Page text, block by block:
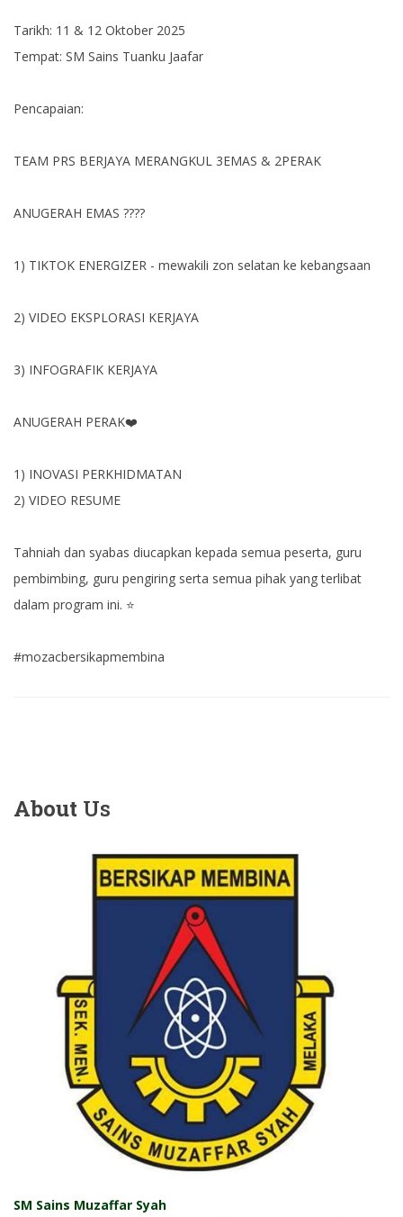
Tarikh: 11 & 12 Oktober 2025
Tempat: SM Sains Tuanku Jaafar
Pencapaian:
TEAM PRS BERJAYA MERANGKUL 3EMAS & 2PERAK
ANUGERAH EMAS ????
1) TIKTOK ENERGIZER - mewakili zon selatan ke kebangsaan
2) VIDEO EKSPLORASI KERJAYA
3) INFOGRAFIK KERJAYA
ANUGERAH PERAK❤️
1) INOVASI PERKHIDMATAN
2) VIDEO RESUME
Tahniah dan syabas diucapkan kepada semua peserta, guru
pembimbing, guru pengiring serta semua pihak yang terlibat
dalam program ini. ⭐️
#mozacbersikapmembina
About Us
SM Sains Muzaffar Syah